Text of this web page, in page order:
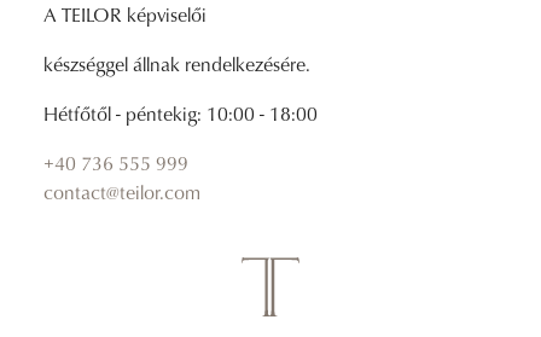
A TEILOR képviselői
készséggel állnak rendelkezésére.
Hétfőtől - péntekig: 10:00 - 18:00
+40 736 555 999
contact@teilor.com